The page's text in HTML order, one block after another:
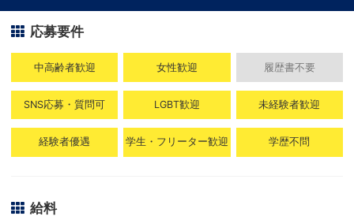
応募要件
中高齢者歓迎 女性歓迎 履歴書不要
SNS応募・質問可 LGBT歓迎 未経験者歓迎
経験者優遇 学生・フリーター歓迎 学歴不問
給料